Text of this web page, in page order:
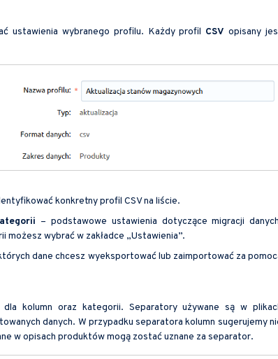
ustawienia wybranego profilu. Każdy profil CSV opisany
konkretny profil CSV na liście.
– podstawowe ustawienia dotyczące migracji
wybrać w zakładce „Ustawienia”.
dane chcesz wyeksportować lub zaimportować za
kolumn oraz kategorii. Separatory używane są w
danych. W przypadku separatora kolumn sugerujemy
w opisach produktów mogą zostać uznane za separator.